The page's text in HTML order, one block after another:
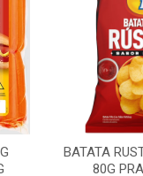
BATATA
80G